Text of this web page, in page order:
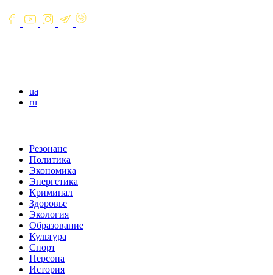
ua
ru
Резонанс
Политика
Экономика
Энергетика
Криминал
Здоровье
Экология
Образование
Культура
Спорт
Персона
История